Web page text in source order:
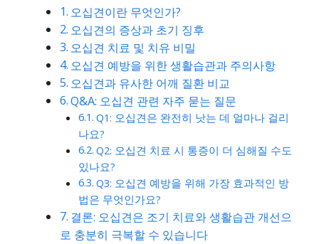
오십견이란 무엇인가?
오십견의 증상과 초기 징후
오십견 치료 및 치유 비밀
오십견 예방을 위한 생활습관과 주의사항
오십견과 유사한 어깨 질환 비교
Q&A: 오십견 관련 자주 묻는 질문
Q1: 오십견은 완전히 낫는 데 얼마나 걸리
나요?
Q2: 오십견 치료 시 통증이 더 심해질 수도
있나요?
Q3: 오십견 예방을 위해 가장 효과적인 방
법은 무엇인가요?
결론: 오십견은 조기 치료와 생활습관 개선으
로 충분히 극복할 수 있습니다